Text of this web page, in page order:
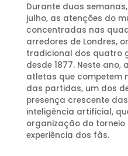
Durante duas
julho, as atenções do
concentradas nas
arredores de Londres,
tradicional dos quatro
desde 1877. Neste
atletas que competem
das partidas, um dos
presença crescente
inteligência artificial,
organização do
experiência dos fãs.